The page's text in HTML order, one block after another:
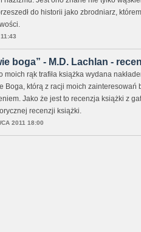
do historii jako zbrodniarz,
boga” - M.D. Lachlan -
moich rąk trafiła książka wydana
Boga, którą z racji moich zainteresowań
Jako że jest to recenzja książki z
recenzji książki.
2011 18:00